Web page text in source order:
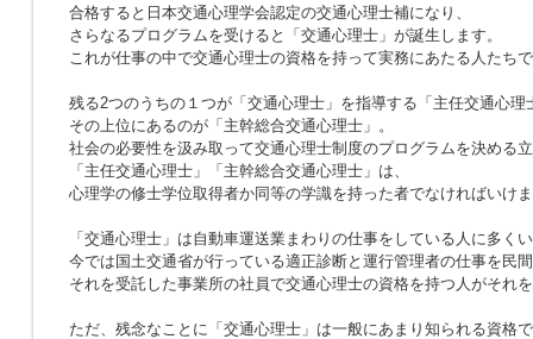
合格すると日本交通心理学会認定の交通心理士補になり、
さらなるプログラムを受けると「交通心理士」が誕生します。
これが仕事の中で交通心理士の資格を持って実務にあたる人たち
残る2つのうちの１つが「交通心理士」を指導する「主任交通心理
その上位にあるのが「主幹総合交通心理士」。
社会の必要性を汲み取って交通心理士制度のプログラムを決める
「主任交通心理士」「主幹総合交通心理士」は、
心理学の修士学位取得者か同等の学識を持った者でなければいけ
「交通心理士」は自動車運送業まわりの仕事をしている人に多く
今では国土交通省が行っている適正診断と運行管理者の仕事を民
それを受託した事業所の社員で交通心理士の資格を持つ人がそれ
ただ、残念なことに「交通心理士」は一般にあまり知られる資格